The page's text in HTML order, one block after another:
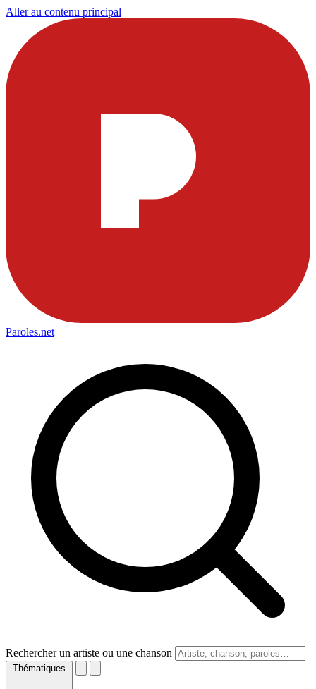
Aller au contenu principal
Paroles.net
Rechercher un artiste ou une chanson
Thématiques